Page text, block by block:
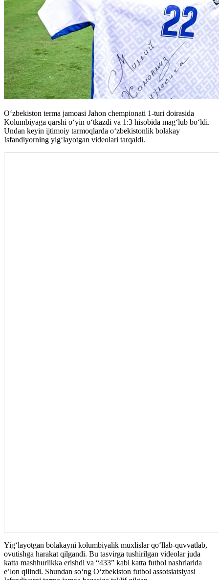
Oʻzbekiston terma jamoasi Jahon chempionati 1-turi doirasida
Kolumbiyaga qarshi oʻyin oʻtkazdi va 1:3 hisobida magʻlub boʻldi.
Undan keyin ijtimoiy tarmoqlarda oʻzbekistonlik bolakay
Isfandiyorning yigʻlayotgan videolari tarqaldi.
Yigʻlayotgan bolakayni kolumbiyalik muxlislar qoʻllab-quvvatlab,
ovutishga harakat qilgandi. Bu tasvirga tushirilgan videolar juda
katta mashhurlikka erishdi va “433” kabi katta futbol nashrlarida
e’lon qilindi. Shundan soʻng Oʻzbekiston futbol assotsiatsiyasi